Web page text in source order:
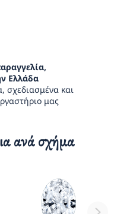
Ελλάδα
σχεδιασμένα και
μας
ανά σχήμα